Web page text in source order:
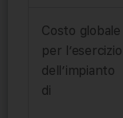
Costo globale
per l’esercizio
dell’impianto
di